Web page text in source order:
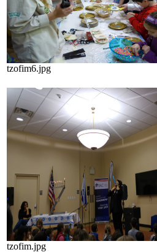
tzofim6.jpg
tzofim.jpg